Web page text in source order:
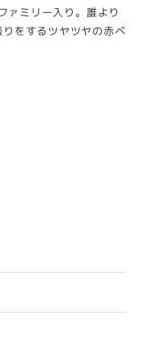
ミリー入り。誰より
をするツヤツヤの赤ベ